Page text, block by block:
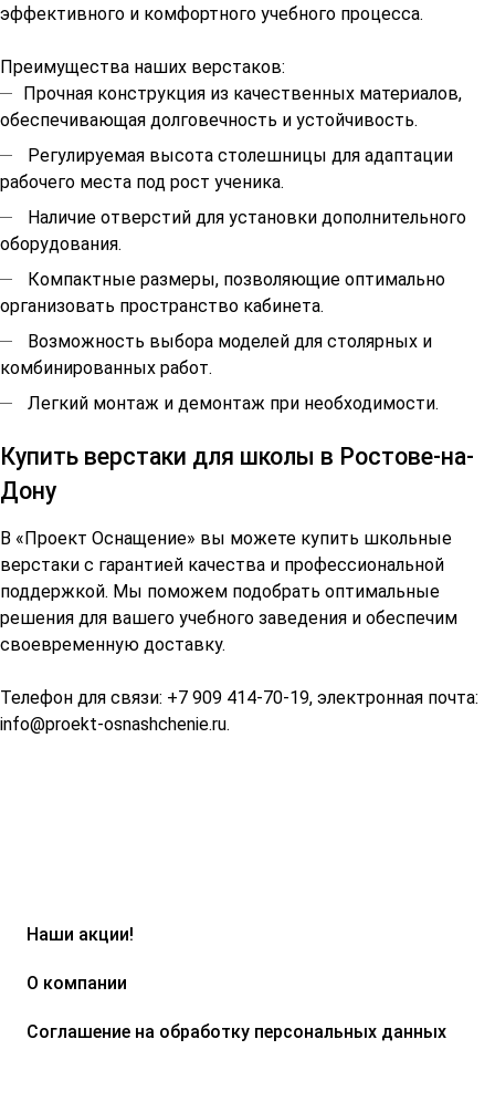
эффективного и комфортного учебного процесса.
Преимущества наших верстаков:
Прочная конструкция из качественных материалов,
обеспечивающая долговечность и устойчивость.
Регулируемая высота столешницы для адаптации
рабочего места под рост ученика.
Наличие отверстий для установки дополнительного
оборудования.
Компактные размеры, позволяющие оптимально
организовать пространство кабинета.
Возможность выбора моделей для столярных и
комбинированных работ.
Легкий монтаж и демонтаж при необходимости.
Купить верстаки для школы в Ростове-на-
Дону
В «Проект Оснащение» вы можете купить школьные
верстаки с гарантией качества и профессиональной
поддержкой. Мы поможем подобрать оптимальные
решения для вашего учебного заведения и обеспечим
своевременную доставку.
Телефон для связи: +7 909 414-70-19, электронная почта:
info@proekt-osnashchenie.ru.
Наши акции!
О компании
Соглашение на обработку персональных данных